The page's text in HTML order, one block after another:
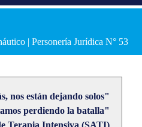
| Personería Jurídica N° 53
nos están dejando solos"
perdiendo la batalla"
Terapia Intensiva (SATI)